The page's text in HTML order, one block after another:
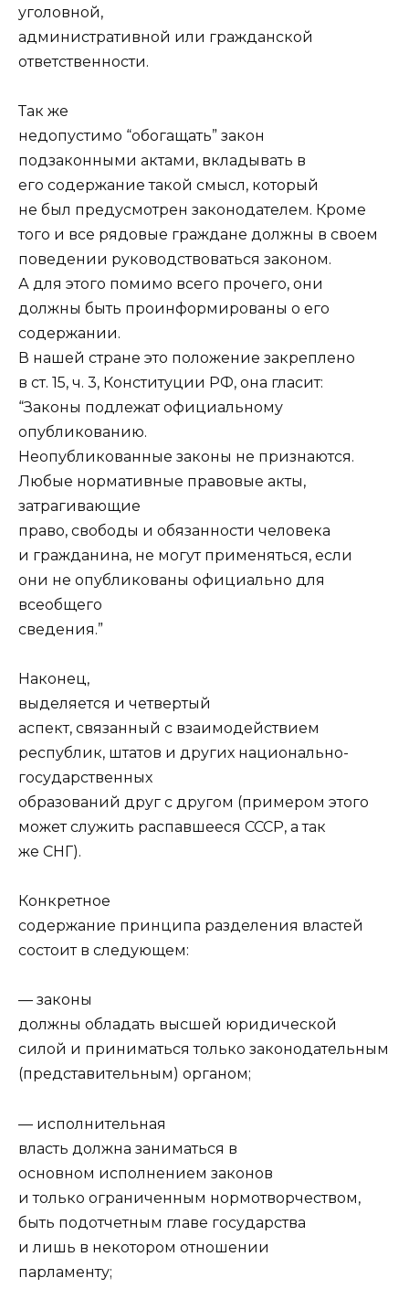
уголовной,
административной или гражданской
ответственности.
Так же
недопустимо “обогащать” закон
подзаконными актами, вкладывать в
его содержание такой смысл, который
не был предусмотрен законодателем. Кроме
того и все рядовые граждане должны в своем
поведении руководствоваться законом.
А для этого помимо всего прочего, они
должны быть проинформированы о его
содержании.
В нашей стране это положение закреплено
в ст. 15, ч. 3, Конституции РФ, она гласит:
“Законы подлежат официальному
опубликованию.
Неопубликованные законы не признаются.
Любые нормативные правовые акты,
затрагивающие
право, свободы и обязанности человека
и гражданина, не могут применяться, если
они не опубликованы официально для
всеобщего
сведения.”
Наконец,
выделяется и четвертый
аспект, связанный с взаимодействием
республик, штатов и других национально-
государственных
образований друг с другом (примером этого
может служить распавшееся СССР, а так
же СНГ).
Конкретное
содержание принципа разделения властей
состоит в следующем:
— законы
должны обладать высшей юридической
силой и приниматься только законодательным
(представительным) органом;
— исполнительная
власть должна заниматься в
основном исполнением законов
и только ограниченным нормотворчеством,
быть подотчетным главе государства
и лишь в некотором отношении
парламенту;